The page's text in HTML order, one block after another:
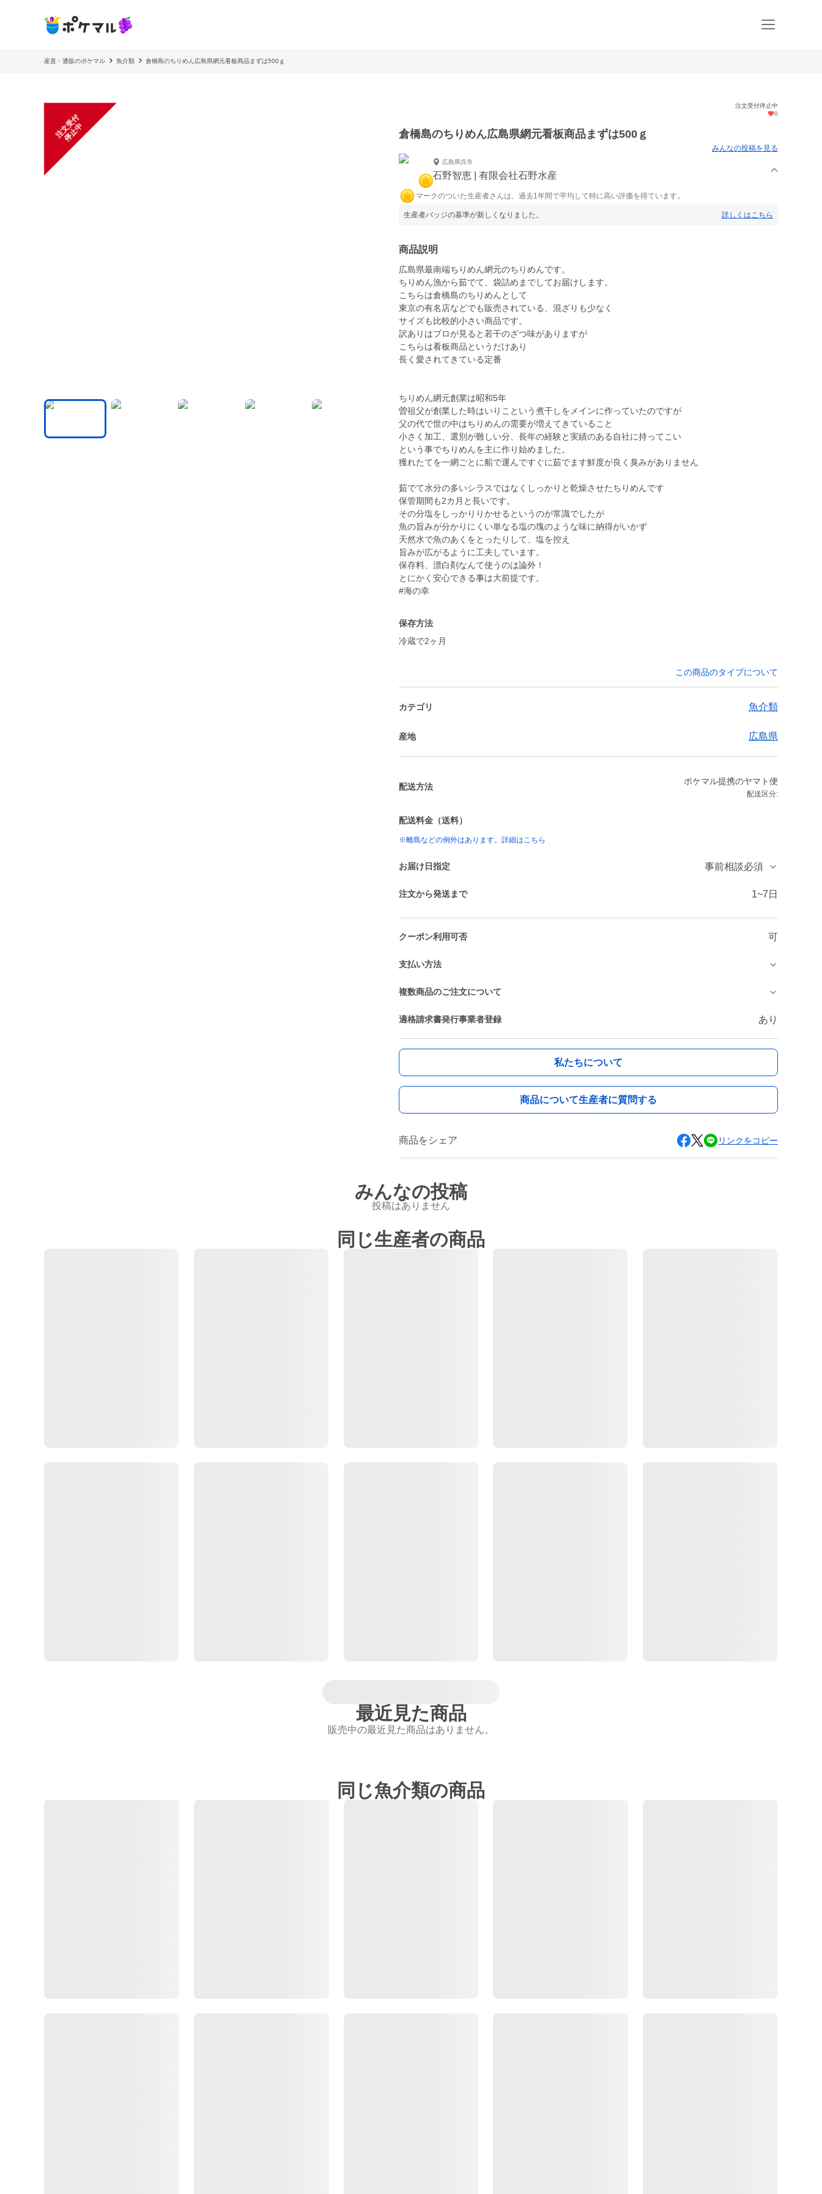
産直・通販のポケマル 魚介類 倉橋島のちりめん広島県網元看板商品まずは500ｇ
注
文
受
付
停
止
中
注文受付停止中
8
倉橋島のちりめん広島県網元看板商品まずは500ｇ
みんなの投稿を見る
広島県呉市
石野智恵 | 有限会社石野水産
マークのついた生産者さんは、過去1年間で平均して特に高い評価を得ています。
生産者バッジの基準が新しくなりました。 詳しくはこちら
商品説明
広島県最南端ちりめん網元のちりめんです。
ちりめん漁から茹でて、袋詰めまでしてお届けします。
こちらは倉橋島のちりめんとして
東京の有名店などでも販売されている、混ざりも少なく
サイズも比較的小さい商品です。
訳ありはプロが見ると若干のざつ味がありますが
こちらは看板商品というだけあり
長く愛されてきている定番
ちりめん網元創業は昭和5年
曽祖父が創業した時はいりこという煮干しをメインに作っていたのですが
父の代で世の中はちりめんの需要が増えてきていること
小さく加工、選別が難しい分、長年の経験と実績のある自社に持ってこい
という事でちりめんを主に作り始めました。
獲れたてを一網ごとに船で運んですぐに茹でます鮮度が良く臭みがありません
茹でて水分の多いシラスではなくしっかりと乾燥させたちりめんです
保管期間も2カ月と長いです。
その分塩をしっかりりかせるというのが常識でしたが
魚の旨みが分かりにくい単なる塩の塊のような味に納得がいかず
天然水で魚のあくをとったりして、塩を控え
旨みが広がるように工夫しています。
保存料、漂白剤なんて使うのは論外！
とにかく安心できる事は大前提です。
#海の幸
保存方法
冷蔵で2ヶ月
この商品のタイプについて
カテゴリ 魚介類
産地 広島県
配送方法
ポケマル提携のヤマト便
配送区分:
配送料金（送料）
※離島などの例外はあります。詳細はこちら
お届け日指定 事前相談必須
注文から発送まで 1~7日
クーポン利用可否 可
支払い方法
複数商品のご注文について
適格請求書発行事業者登録 あり
私たちについて
商品について生産者に質問する
商品をシェア リンクをコピー
みんなの投稿
投稿はありません
同じ生産者の商品
最近見た商品
販売中の最近見た商品はありません。
同じ魚介類の商品